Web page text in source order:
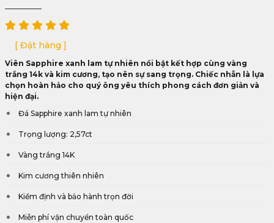
[ Đặt hàng ]
Viên Sapphire xanh lam tự nhiên nổi bật kết hợp cùng vàng
trắng 14k và kim cương, tạo nên sự sang trọng. Chiếc nhẫn là lựa
chọn hoàn hảo cho quý ông yêu thích phong cách đơn giản và
hiện đại.
Đá Sapphire xanh lam tự nhiên
Trọng lượng: 2,57ct
Vàng trắng 14K
Kim cương thiên nhiên
Kiểm định và bảo hành trọn đời
Miễn phí vận chuyển toàn quốc